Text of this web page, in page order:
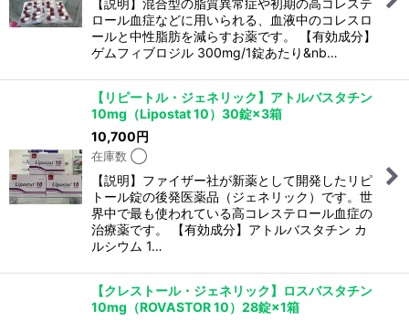
【説明】混合型の脂質異常症や初期の高コレステ
ロール血症などに用いられる、血液中のコレスロ
ールと中性脂肪を減らすお薬です。 【有効成分】
ゲムフィブロジル 300mg/1錠あたり&nb…
【リピートル・ジェネリック】アトルバスタチン
10mg（Lipostat 10）30錠×3箱
10,700円
在庫数 ◯
【説明】ファイザー社が新薬として開発したリピ
トール錠の後発医薬品（ジェネリック）です。世
界中で最も使われている高コレステロール血症の
治療薬です。 【有効成分】アトルバスタチン カ
ルシウム 1…
【クレストール・ジェネリック】ロスバスタチン
10mg（ROVASTOR 10）28錠×1箱